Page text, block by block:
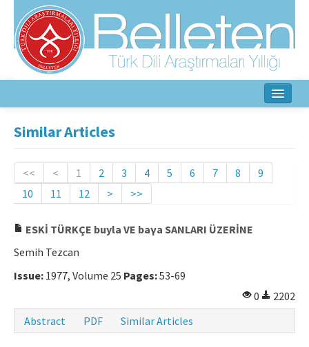
Aim & Scope
Author Guidelines
Ethical Principles
Manuscript Submission
Similar Articles
<< < 1 2 3 4 5 6 7 8
9
10
11 12 > >>
ESKİ TÜRKÇE buyla VE baγa SANLARI ÜZERİNE
Semih Tezcan
Issue: 1977, Volume 25 Pages:53-69
0
2202
Abstract
PDF Similar Articles